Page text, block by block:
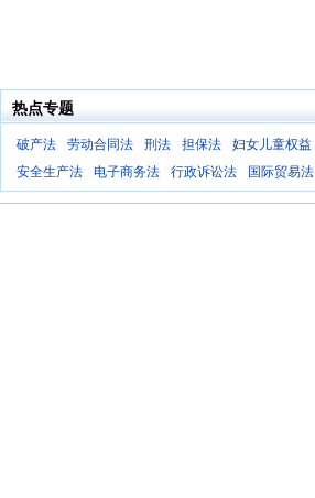
热点专题
破产法 劳动合同法 刑法 担保法 妇女儿童权益
安全生产法
电子商务法 行政诉讼法 国际贸易法